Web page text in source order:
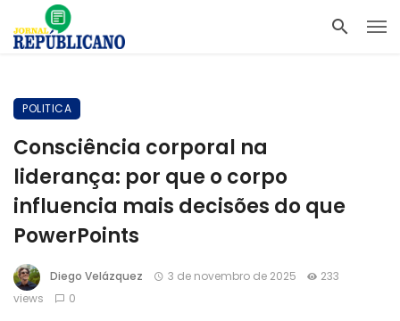
POLITICA
Consciência corporal na
liderança: por que o corpo
influencia mais decisões do que
PowerPoints
Diego Velázquez 3 de novembro de 2025
233
views
0